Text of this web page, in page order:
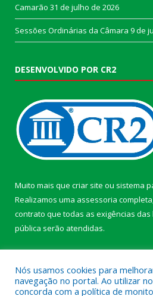
Camarão 31 de julho de 2026
Sessões Ordinárias da Câmara 9 de
DESENVOLVIDO POR CR2
Muito mais que criar site ou sistema
Realizamos uma assessoria
contrato que todas as exigências das
pública serão atendidas.
Nós usamos cookies para
navegação no portal. Ao utilizar
concorda com a política de